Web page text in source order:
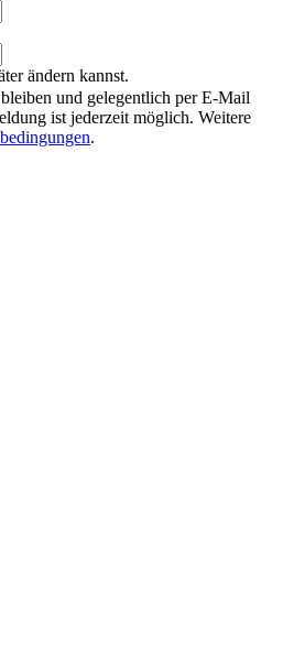
ändern kannst.
und gelegentlich per E-Mail
ist jederzeit möglich. Weitere
.